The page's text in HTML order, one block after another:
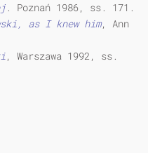
. Poznań 1986, ss. 171.
as I knew him, Ann
, Warszawa 1992, ss.